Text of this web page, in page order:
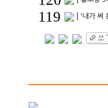
119 [ '내가 써